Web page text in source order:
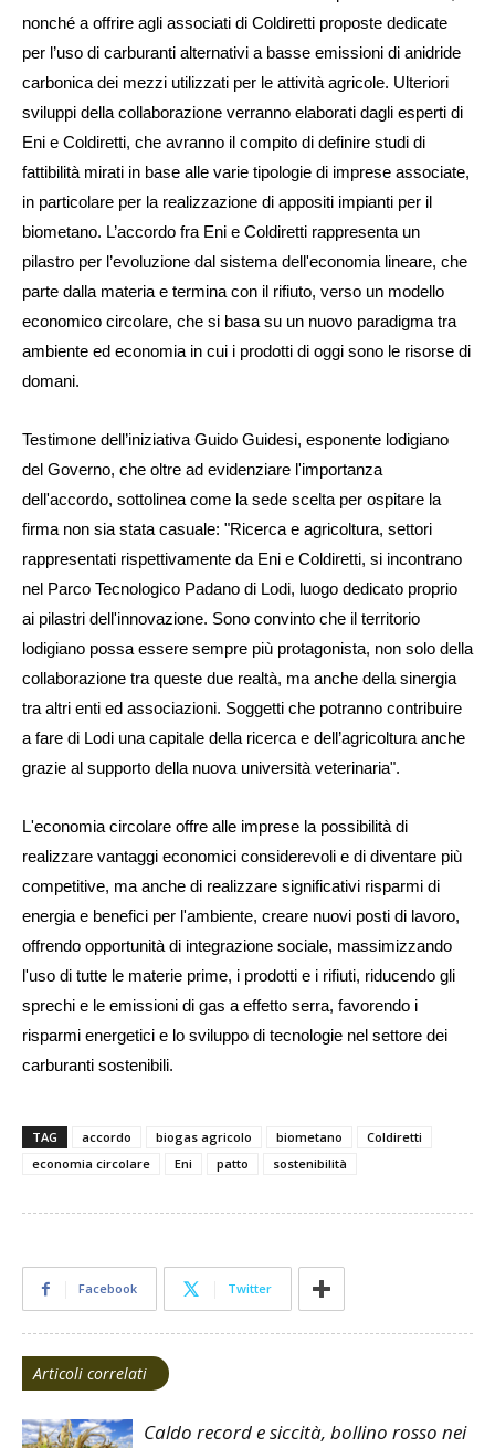
nonché a offrire agli associati di Coldiretti proposte dedicate
per l’uso di carburanti alternativi a basse emissioni di anidride
carbonica dei mezzi utilizzati per le attività agricole. Ulteriori
sviluppi della collaborazione verranno elaborati dagli esperti di
Eni e Coldiretti, che avranno il compito di definire studi di
fattibilità mirati in base alle varie tipologie di imprese associate,
in particolare per la realizzazione di appositi impianti per il
biometano. L’accordo fra Eni e Coldiretti rappresenta un
pilastro per l’evoluzione dal sistema dell'economia lineare, che
parte dalla materia e termina con il rifiuto, verso un modello
economico circolare, che si basa su un nuovo paradigma tra
ambiente ed economia in cui i prodotti di oggi sono le risorse di
domani.
Testimone dell’iniziativa Guido Guidesi, esponente lodigiano
del Governo, che oltre ad evidenziare l'importanza
dell'accordo, sottolinea come la sede scelta per ospitare la
firma non sia stata casuale: "Ricerca e agricoltura, settori
rappresentati rispettivamente da Eni e Coldiretti, si incontrano
nel Parco Tecnologico Padano di Lodi, luogo dedicato proprio
ai pilastri dell'innovazione. Sono convinto che il territorio
lodigiano possa essere sempre più protagonista, non solo della
collaborazione tra queste due realtà, ma anche della sinergia
tra altri enti ed associazioni. Soggetti che potranno contribuire
a fare di Lodi una capitale della ricerca e dell’agricoltura anche
grazie al supporto della nuova università veterinaria".
L'economia circolare offre alle imprese la possibilità di
realizzare vantaggi economici considerevoli e di diventare più
competitive, ma anche di realizzare significativi risparmi di
energia e benefici per l'ambiente, creare nuovi posti di lavoro,
offrendo opportunità di integrazione sociale, massimizzando
l'uso di tutte le materie prime, i prodotti e i rifiuti, riducendo gli
sprechi e le emissioni di gas a effetto serra, favorendo i
risparmi energetici e lo sviluppo di tecnologie nel settore dei
carburanti sostenibili.
TAG accordo biogas agricolo biometano
Coldiretti
economia circolare
Eni patto sostenibilità
Facebook Twitter
Articoli correlati
Caldo record e siccità, bollino rosso nei